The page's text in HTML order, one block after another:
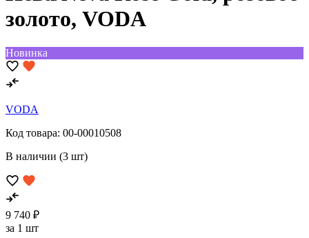
золото, VODA
Новинка
VODA
Код товара: 00-00010508
В наличии (3 шт)
9 740 ₽
за 1 шт